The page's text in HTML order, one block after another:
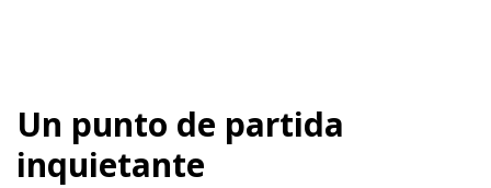
Un punto de partida
inquietante